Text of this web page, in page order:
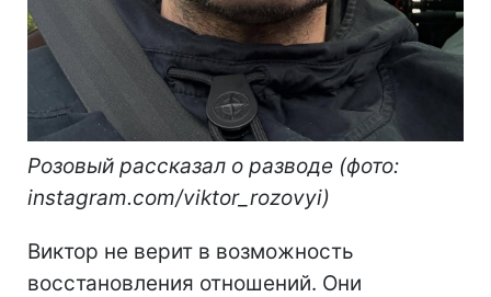
Розовый рассказал о разводе (фото:
instagram.com/viktor_rozovyi)
Виктор не верит в возможность
восстановления отношений. Они